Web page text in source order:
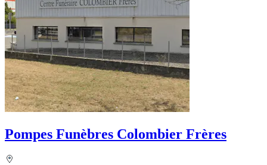
Pompes Funèbres Colombier Frères